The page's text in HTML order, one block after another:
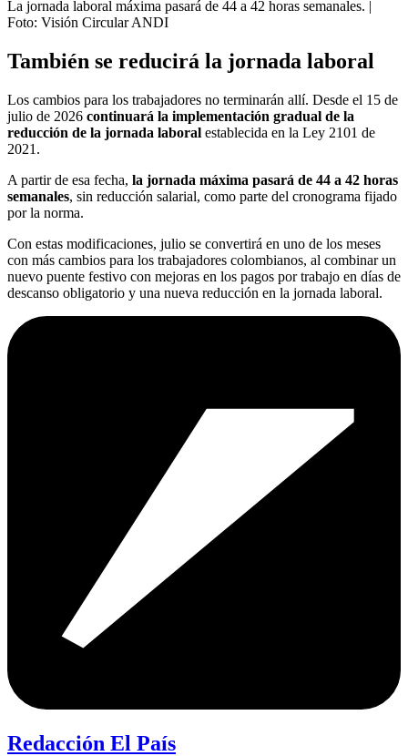
La jornada laboral máxima pasará de 44 a 42 horas semanales. |
Foto: Visión Circular ANDI
También se reducirá la jornada laboral
Los cambios para los trabajadores no terminarán allí. Desde el 15 de
julio de 2026 continuará la implementación gradual de la
reducción de la jornada laboral establecida en la Ley 2101 de
2021.
A partir de esa fecha, la jornada máxima pasará de 44 a 42 horas
semanales, sin reducción salarial, como parte del cronograma fijado
por la norma.
Con estas modificaciones, julio se convertirá en uno de los meses
con más cambios para los trabajadores colombianos, al combinar un
nuevo puente festivo con mejoras en los pagos por trabajo en días de
descanso obligatorio y una nueva reducción en la jornada laboral.
Redacción El País